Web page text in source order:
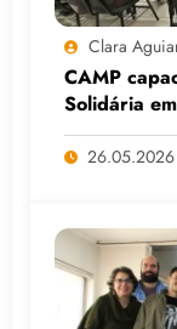
Clara
CAMP
Solidária
Faculdade
Viamão (RS)
26.05.2026